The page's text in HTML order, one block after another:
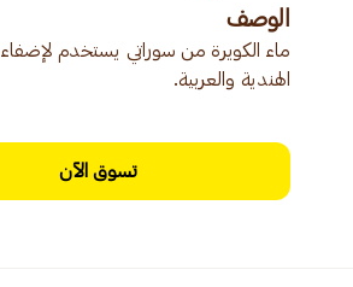
الوصف
ماء الكويرة من سوراتي يستخدم
الهندية والعربية.
تسوق الآن